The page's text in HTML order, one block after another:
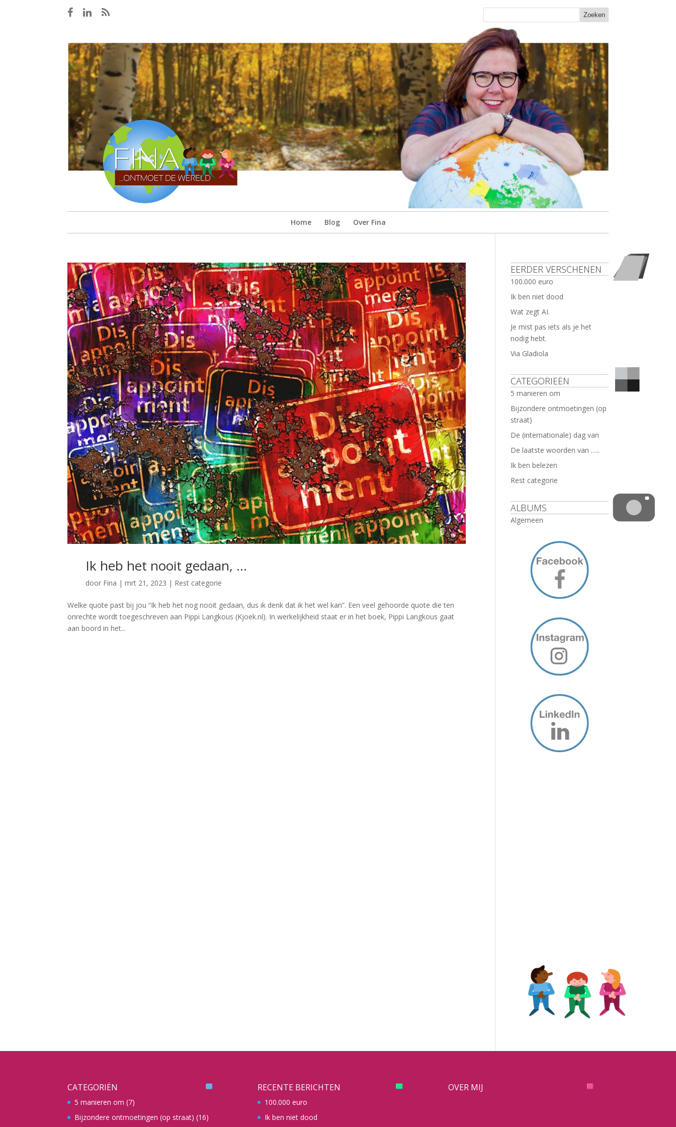
Home Blog Over Fina
Ik heb het nooit gedaan, …
door Fina |mrt 21, 2023 | Rest categorie
Welke quote past bij jou “Ik heb het nog nooit gedaan, dus ik denk dat ik het wel kan”. Een veel gehoorde quote die ten
onrechte wordt toegeschreven aan Pippi Langkous (Kjoek.nl). In werkelijkheid staat er in het boek, Pippi Langkous gaat
aan boord in het...
EERDER VERSCHENEN
100.000 euro
Ik ben niet dood
Wat zegt AI.
Je mist pas iets als je het
nodig hebt.
Via Gladiola
CATEGORIEËN
5 manieren om
Bijzondere ontmoetingen (op
straat)
De (internationale) dag van
De laatste woorden van …..
Ik ben belezen
Rest categorie
ALBUMS
Algemeen
CATEGORIËN
5 manieren om (7)
Bijzondere ontmoetingen (op straat) (16)
RECENTE BERICHTEN
100.000 euro
Ik ben niet dood
OVER MIJ